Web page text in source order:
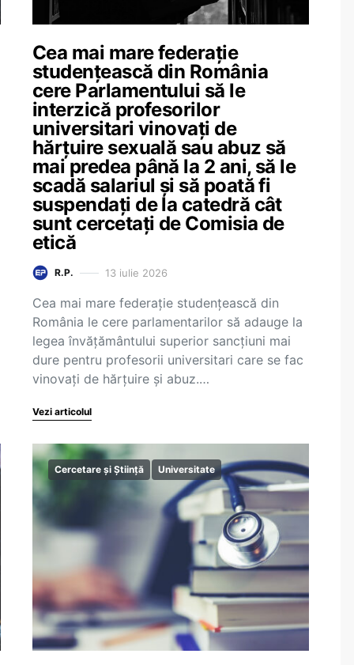
Cea mai mare federație
studențească din România
cere Parlamentului să le
interzică profesorilor
universitari vinovați de
hărțuire sexuală sau abuz să
mai predea până la 2 ani, să le
scadă salariul și să poată fi
suspendați de la catedră cât
sunt cercetați de Comisia de
etică
R.P. 13 iulie 2026
Cea mai mare federație studențească din
România le cere parlamentarilor să adauge la
legea învățământului superior sancțiuni mai
dure pentru profesorii universitari care se fac
vinovați de hărțuire și abuz.…
Vezi articolul
Cercetare și Știință Universitate